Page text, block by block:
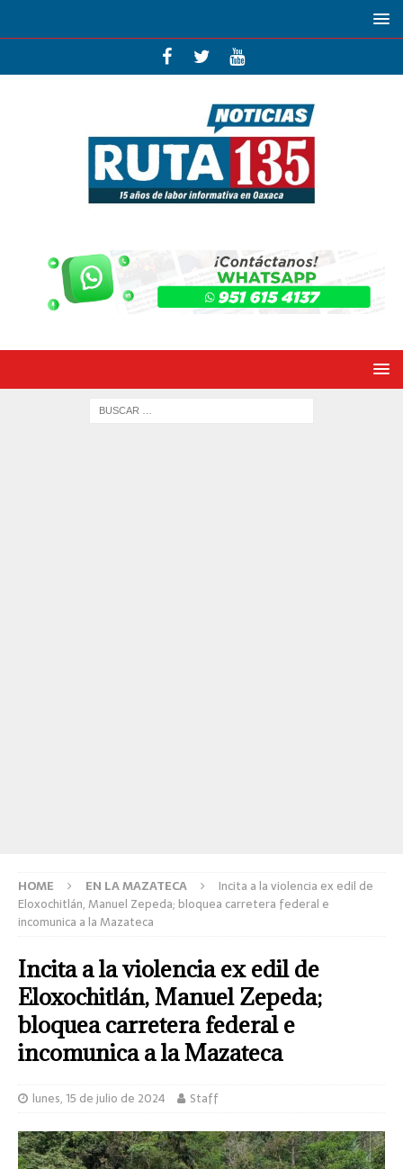
HOME EN LA MAZATECA
Incita a la violencia ex edil de
Eloxochitlán, Manuel Zepeda; bloquea carretera federal e
incomunica a la Mazateca
Incita a la violencia ex edil de
Eloxochitlán, Manuel Zepeda;
bloquea carretera federal e
incomunica a la Mazateca
lunes, 15 de julio de 2024 Staff